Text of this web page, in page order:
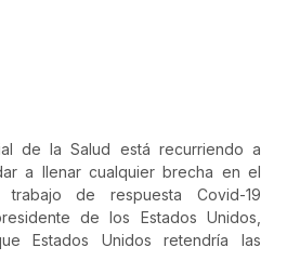
de la Salud está recurriendo a
a llenar cualquier brecha en el
de respuesta Covid-19
de los Estados Unidos,
Estados Unidos retendría las